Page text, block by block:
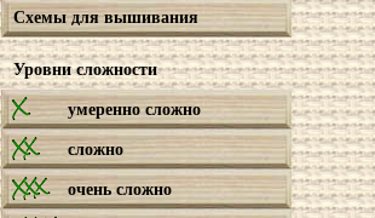
Схемы для вышивания
Уровни сложности
умеренно сложно
сложно
очень сложно